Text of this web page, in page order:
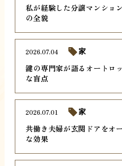
私が経験した分譲マンショ
の全貌
鍵の専門家が語るオートロ
な盲点
2026.07.04 家
共働き夫婦が玄関ドアをオ
な効果
2026.07.01 家